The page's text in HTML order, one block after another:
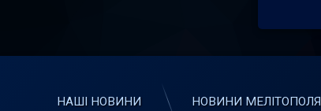
НАШІ НОВИНИ НОВИНИ МЕЛІТОПОЛЯ